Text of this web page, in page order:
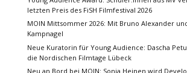
letzten Preis des FiSH Filmfestival 2026
MOIN Mittsommer 2026: Mit Bruno Alexander
Kampnagel
Neue Kuratorin für Young Audience: Dascha
die Nordischen Filmtage Lübeck
Neu an Bord bei MOIN: Sonja Heinen wird